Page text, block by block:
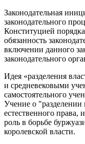
Законодательная
законодательного
Конституцией
обязанность
включении данного
законодательного
Идея «разделения
и средневековыми
самостоятельного
Учение о "разделении
естественного права,
роль в борьбе
королевской власти.